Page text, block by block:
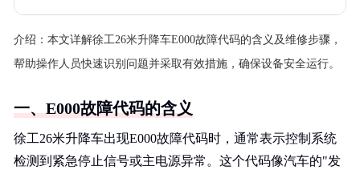
介绍： 本文详解徐工26米升降车E000故障代码的含义及维修步骤，
帮助操作人员快速识别问题并采取有效措施，确保设备安全运行。
一、E000故障代码的含义
徐工26米升降车出现E000故障代码时，通常表示控制系统
检测到紧急停止信号或主电源异常。这个代码像汽车的"发